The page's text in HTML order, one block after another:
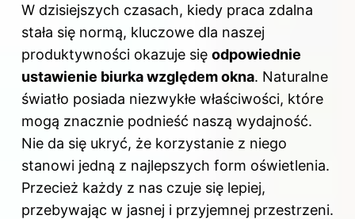
c
e
b
o
o
k
er
e
st
k
e
dI
n
d
di
t
m
bl
r
W dzisiejszych czasach, kiedy praca zdalna
stała się normą, kluczowe dla naszej
produktywności okazuje się odpowiednie
ustawienie biurka względem okna. Naturalne
światło posiada niezwykłe właściwości, które
mogą znacznie podnieść naszą wydajność.
Nie da się ukryć, że korzystanie z niego
stanowi jedną z najlepszych form oświetlenia.
Przecież każdy z nas czuje się lepiej,
przebywając w jasnej i przyjemnej przestrzeni.